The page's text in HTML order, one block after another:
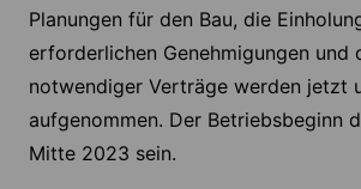
Planungen für den Bau, die
erforderlichen Genehmigungen und
notwendiger Verträge werden jetzt
aufgenommen. Der Betriebsbeginn
Mitte 2023 sein.